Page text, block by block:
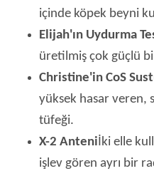
içinde köpek beyni
Elijah'ın Uydurma
üretilmiş çok güçlü
Christine'in CoS
yüksek hasar veren,
tüfeği.
X-2 Anteniİki elle
işlev gören ayrı bir